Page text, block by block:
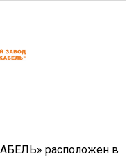
расположен в